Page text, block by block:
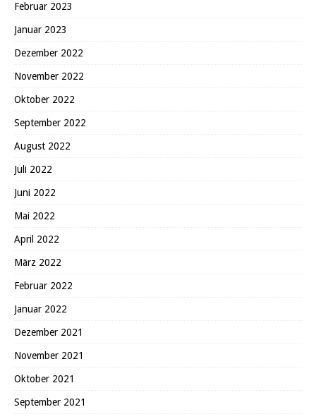
Februar 2023
Januar 2023
Dezember 2022
November 2022
Oktober 2022
September 2022
August 2022
Juli 2022
Juni 2022
Mai 2022
April 2022
März 2022
Februar 2022
Januar 2022
Dezember 2021
November 2021
Oktober 2021
September 2021